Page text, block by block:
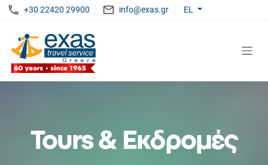
+30 22420 29900 info@exas.gr EL
Tours & Εκδρομές